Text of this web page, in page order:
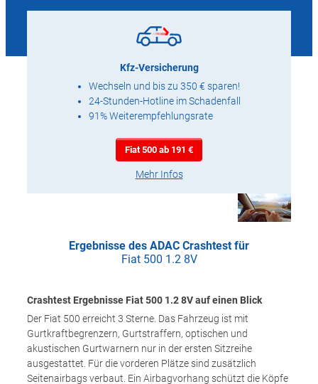
Kfz-Versicherung
Wechseln und bis zu 350 € sparen!
24-Stunden-Hotline im Schadenfall
91% Weiterempfehlungsrate
Fiat 500 ab 191 €
Mehr Infos
Ergebnisse des ADAC Crashtest für
Fiat 500 1.2 8V
Crashtest Ergebnisse Fiat 500 1.2 8V auf einen Blick
Der Fiat 500 erreicht 3 Sterne. Das Fahrzeug ist mit
Gurtkraftbegrenzern, Gurtstraffern, optischen und
akustischen Gurtwarnern nur in der ersten Sitzreihe
ausgestattet. Für die vorderen Plätze sind zusätzlich
Seitenairbags verbaut. Ein Airbagvorhang schützt die Köpfe